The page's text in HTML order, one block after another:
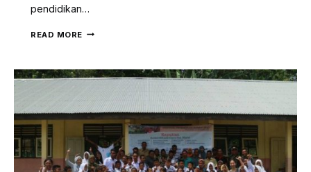
pendidikan…
READ MORE FESTIVAL